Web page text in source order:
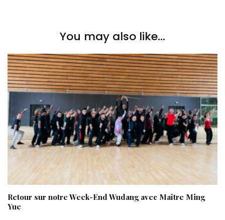
You may also like...
Retour sur notre Week-End Wudang avec Maître Ming
Yue